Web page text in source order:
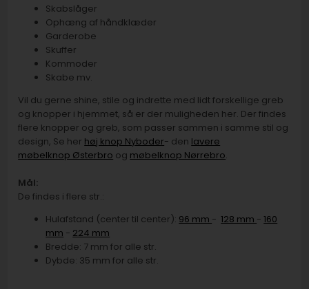
Skabslåger
Ophæng af håndklæder
Garderobe
Skuffer
Kommoder
Skabe mv.
Vil du gerne shine, stile og indrette med lidt forskellige greb
og knopper i hjemmet, så er der muligheden her. Der findes
flere knopper og greb, som passer sammen i samme stil og
design, Se her høj knop Nyboder- den lavere
møbelknop Østerbro og møbelknop Nørrebro.
Mål:
De findes i flere str.:
Hulafstand (center til center): 96 mm - 128 mm - 160
mm - 224 mm
Bredde: 7 mm for alle str.
Dybde: 35 mm for alle str.